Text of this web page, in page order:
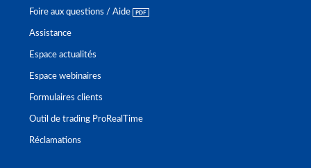
Foire aux questions / Aide
Assistance
Espace actualités
Espace webinaires
Formulaires clients
Outil de trading ProRealTime
Réclamations